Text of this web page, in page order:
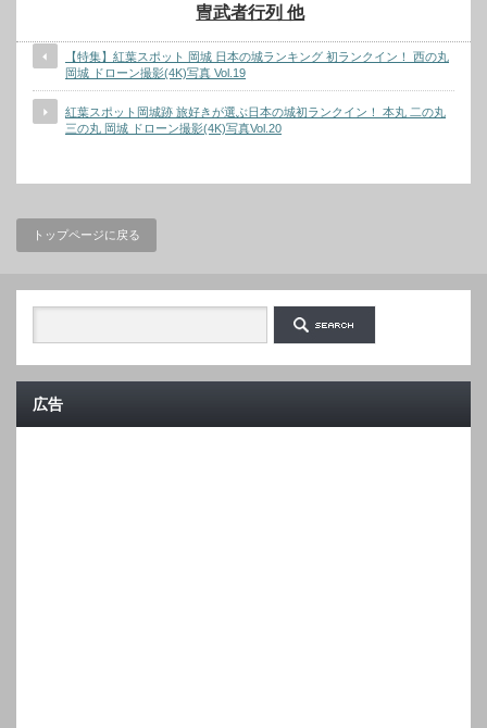
冑武者行列 他
【特集】紅葉スポット 岡城 日本の城ランキング 初ランクイン！ 西の丸
岡城 ドローン撮影(4K)写真 Vol.19
紅葉スポット岡城跡 旅好きが選ぶ日本の城初ランクイン！ 本丸 二の丸
三の丸 岡城 ドローン撮影(4K)写真Vol.20
トップページに戻る
広告